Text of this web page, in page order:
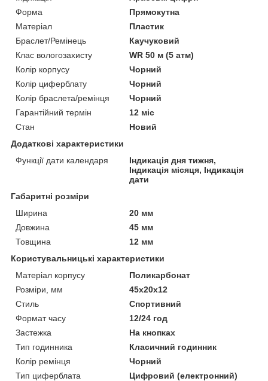
Форма
Прямокутна
Матеріал
Пластик
Браслет/Ремінець
Каучуковий
Клас вологозахисту
WR 50 м (5 атм)
Колір корпусу
Чорний
Колір циферблату
Чорний
Колір браслета/ремінця
Чорний
Гарантійний термін
12 міс
Стан
Новий
Додаткові характеристики
Функції дати календаря
Індикація дня тижня,
Індикація місяця, Індикація
дати
Габаритні розміри
Ширина
20 мм
Довжина
45 мм
Товщина
12 мм
Користувальницькі характеристики
Матеріал корпусу
Поликарбонат
Розміри, мм
45х20х12
Стиль
Спортивний
Формат часу
12/24 год
Застежка
На кнопках
Тип годинника
Класичний годинник
Колір ремінця
Чорний
Тип циферблата
Цифровий (електронний)